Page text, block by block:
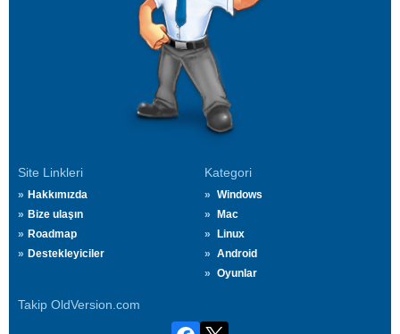
Site Linkleri
Hakkımızda
Bize ulaşın
Roadmap
Destekleyiciler
Kategori
Windows
Mac
Linux
Android
Oyunlar
Takip OldVersion.com